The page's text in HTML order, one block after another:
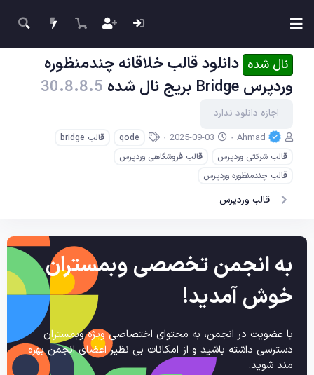
نال شده دانلود قالب خلاقانه چندمنظوره
وردپرس Bridge بریج نال شده
30.8.8.5
اجازه دانلود ندارد
ن
ی
س
د
Ahmad
ت
ی
2025-09-03
چ
qode
قالب bridge
قالب شرکتی وردپرس
قالب فروشگاهی وردپرس
قالب چندمنظوره وردپرس
قالب وردپرس
به انجمن تخصصی وبمستران
خوش آمدید!
با عضویت در انجمن، به محتوای اختصاصی ویژه وبمستران
دسترسی داشته باشید و از امکانات بی نظیر اعضای انجمن بهره
مند شوید.